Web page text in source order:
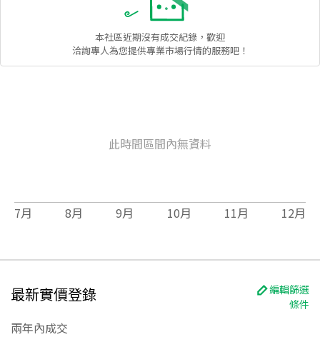
本社區近期沒有成交紀錄，歡迎
洽詢專人為您提供專業市場行情的服務吧！
此時間區間內無資料
7月 8月 9月 10月 11月 12月
最新實價登錄
編輯篩選
條件
兩年內成交